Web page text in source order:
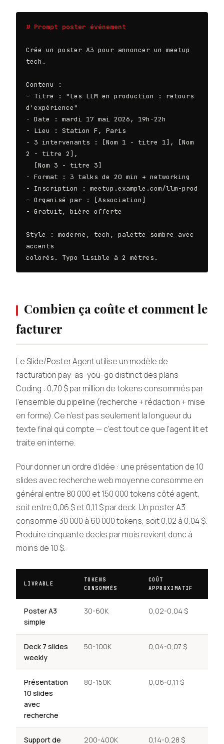
# Prompt poster événement
Crée un poster A3 pour annoncer un meetup
tech.
Contenu :
- Titre : "Les LLM en production : retours
d'expérience"
- Date : mardi 17 mai 2026, 19h-22h
- Lieu : Station F, Paris
- 3 intervenants : [Nom 1 - titre 1], [Nom
2 - titre 2],
- Format : 3 talks de 20 min + networking
- Inscription : meetup.example.com/llm-prod
- Organisé par : [Association]
- Gratuit, bière offerte
Style : moderne, tech, palette sombre avec
accents
colorés. Typo lisible à 2 mètres.
Combien ça coûte et comment le
facturer
Le Slide/Poster Agent utilise un modèle de
facturation pay-as-you-go distinct des plans
Coding : 0,70 $ par million de tokens consommés par
l’ensemble du pipeline (recherche + rédaction + mise
en forme). Ce n’est pas seulement la longueur du
texte final qui compte — c’est tout ce que l’agent lit et
traite en interne.
Pour donner un ordre d’idée : une présentation de 10
slides avec recherche web moyenne consomme en
général entre 80 000 et 150 000 tokens côté agent,
soit entre 0,06 $ et 0,11 $ par deck. Un poster A3
consomme 30 000 à 60 000 tokens, soit 0,02 à 0,04 $.
Produire cinquante decks par mois revient donc à
moins de 10 $.
LIVRABLE
TOKENS
CONSOMMÉS
COÛT
APPROXIMATIF
Poster A3
simple
30-60K 0,02-0,04 $
Deck 7 slides
weekly
50-100K 0,04-0,07 $
Présentation
10 slides
avec
recherche
80-150K 0,06-0,11 $
Support de 200-400K 0,14-0,28 $